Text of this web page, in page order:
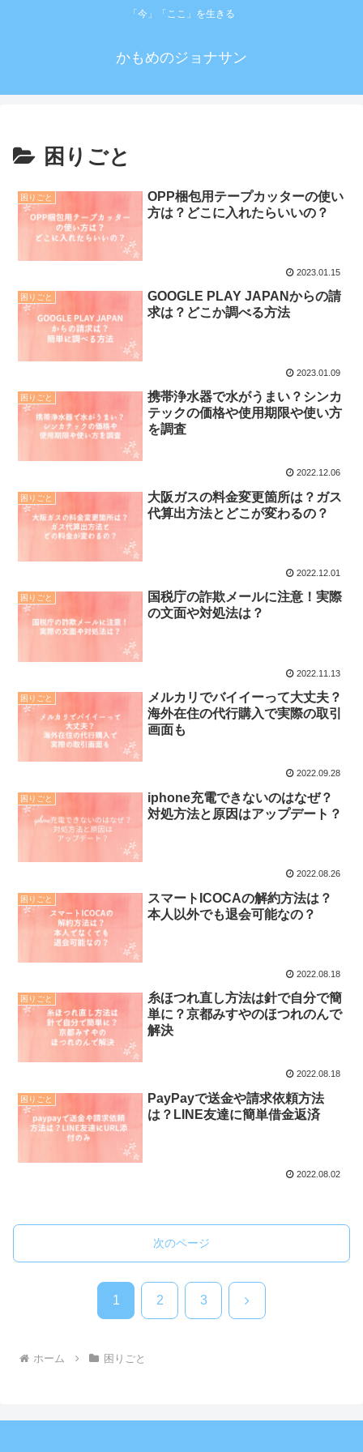
「今」「ここ」を生きる
かもめのジョナサン
困りごと
困りごと
OPP梱包用テープカッターの使い
方は？どこに入れたらいいの？
2023.01.15
困りごと
GOOGLE PLAY JAPANからの請
求は？どこか調べる方法
2023.01.09
困りごと
携帯浄水器で水がうまい？シンカ
テックの価格や使用期限や使い方
を調査
2022.12.06
困りごと
大阪ガスの料金変更箇所は？ガス
代算出方法とどこが変わるの？
2022.12.01
困りごと
国税庁の詐欺メールに注意！実際
の文面や対処法は？
2022.11.13
困りごと
メルカリでバイイーって大丈夫？
海外在住の代行購入で実際の取引
画面も
2022.09.28
困りごと
iphone充電できないのはなぜ？
対処方法と原因はアップデート？
2022.08.26
困りごと
スマートICOCAの解約方法は？
本人以外でも退会可能なの？
2022.08.18
困りごと
糸ほつれ直し方法は針で自分で簡
単に？京都みすやのほつれのんで
解決
2022.08.18
困りごと
PayPayで送金や請求依頼方法
は？LINE友達に簡単借金返済
2022.08.02
次のページ
1 2 3 次
ホーム 困りごと